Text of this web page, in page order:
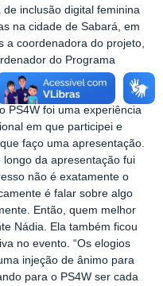
inclusão digital feminina
na cidade de Sabará, em
a coordenadora do projeto,
do Programa
PS4W foi uma experiência
em que participei e
faço uma apresentação.
da apresentação fui
não é exatamente o
é falar sobre algo
Então, quem melhor
Nádia. Ela também ficou
no evento. “Os elogios
injeção de ânimo para
para o PS4W ser cada